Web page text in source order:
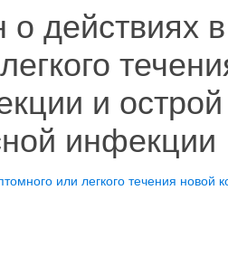
действиях
и острой
инфекции
или легкого течения новой